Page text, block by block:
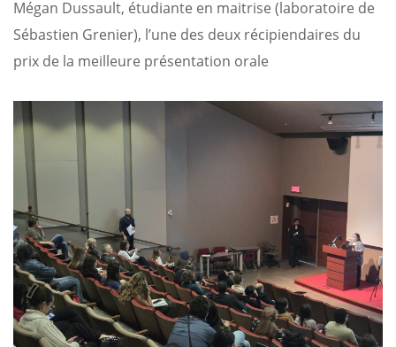
Mégan Dussault, étudiante en maitrise (laboratoire de
Sébastien Grenier), l’une des deux récipiendaires du
prix de la meilleure présentation orale